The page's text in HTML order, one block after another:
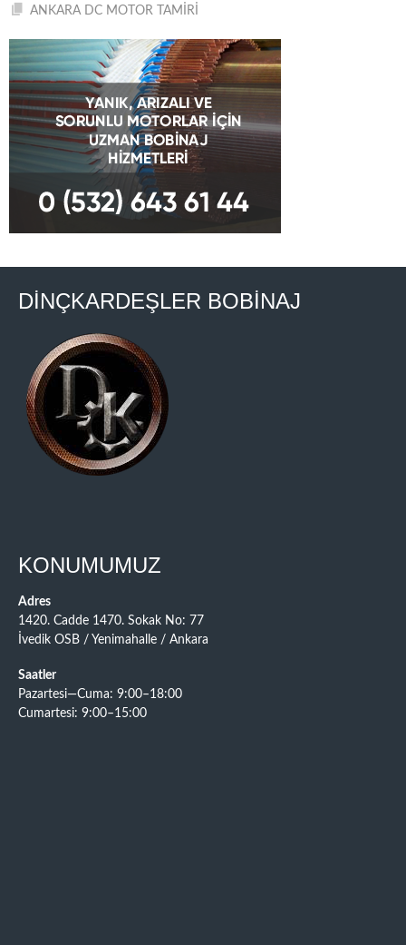
ANKARA DC MOTOR TAMİRİ
DİNÇKARDEŞLER BOBİNAJ
KONUMUMUZ
Adres
1420. Cadde 1470. Sokak No: 77
İvedik OSB / Yenimahalle / Ankara
Saatler
Pazartesi—Cuma: 9:00–18:00
Cumartesi: 9:00–15:00